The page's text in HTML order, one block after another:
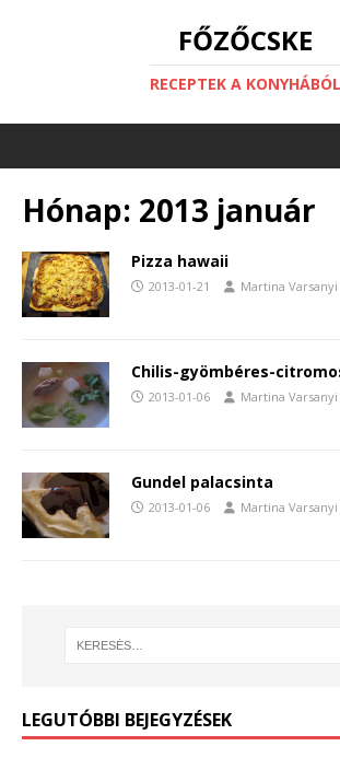
FŐZŐCSKE
RECEPTEK A KONYHÁBÓL
Hónap: 2013 január
Pizza hawaii
2013-01-21 Martina Varsanyi
Chilis-gyömbéres-
2013-01-06 Martina Varsanyi
Gundel palacsinta
2013-01-06 Martina Varsanyi
LEGUTÓBBI BEJEGYZÉSEK